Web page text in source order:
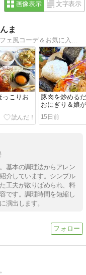
画像表示 文字表示
ま
っこりお
豚肉を炒める
おにぎり＆娘
15日前
基本の調理法からアレン
介しています。シンプル
工夫が散りばめられ、料
です。調理時間を短縮し
演出します。